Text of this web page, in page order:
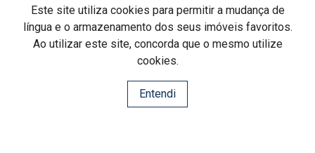
Este site utiliza cookies para permitir a mudança de
língua e o armazenamento dos seus imóveis favoritos.
Ao utilizar este site, concorda que o mesmo utilize
cookies.
Entendi
5